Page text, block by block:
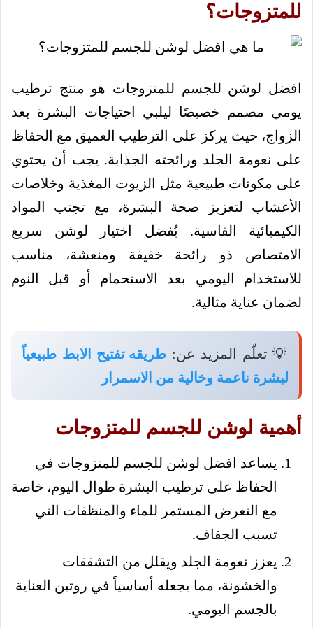
للمتزوجات؟
افضل لوشن للجسم للمتزوجات هو منتج ترطيب
يومي مصمم خصيصًا ليلبي احتياجات البشرة بعد
الزواج، حيث يركز على الترطيب العميق مع الحفاظ
على نعومة الجلد ورائحته الجذابة. يجب أن يحتوي
على مكونات طبيعية مثل الزيوت المغذية وخلاصات
الأعشاب لتعزيز صحة البشرة، مع تجنب المواد
الكيميائية القاسية. يُفضل اختيار لوشن سريع
الامتصاص ذو رائحة خفيفة ومنعشة، مناسب
للاستخدام اليومي بعد الاستحمام أو قبل النوم
لضمان عناية مثالية.
💡 تعلّم المزيد عن: طريقه تفتيح الابط طبيعياً
لبشرة ناعمة وخالية من الاسمرار
أهمية لوشن للجسم للمتزوجات
يساعد افضل لوشن للجسم للمتزوجات في
الحفاظ على ترطيب البشرة طوال اليوم، خاصة
مع التعرض المستمر للماء والمنظفات التي
تسبب الجفاف.
يعزز نعومة الجلد ويقلل من التشققات
والخشونة، مما يجعله أساسياً في روتين العناية
بالجسم اليومي.